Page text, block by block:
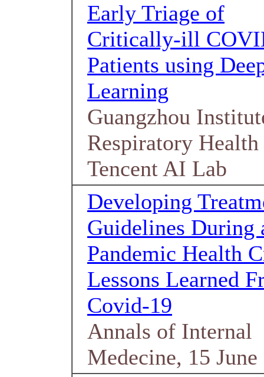
Early Triage of
Critically-ill
Patients using
Learning
Guangzhou
Respiratory Health
Tencent AI Lab
Developing
Guidelines During
Pandemic Health
Lessons Learned
Covid-19
Annals of Internal
Medecine, 15 June